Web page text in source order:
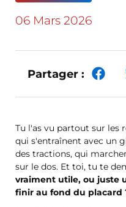
06 Mars 2026
Partager :
Tu l'as vu partout sur les
qui s'entraînent avec un
des tractions, qui
sur le dos. Et toi, tu te
vraiment utile, ou juste
finir au fond du placard